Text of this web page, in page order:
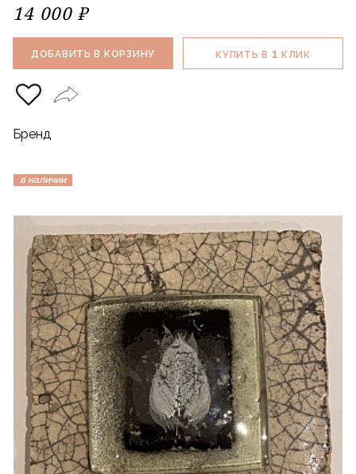
14 000 ₽
ДОБАВИТЬ В КОРЗИНУ КУПИТЬ В 1 КЛИК
Бренд
в наличии